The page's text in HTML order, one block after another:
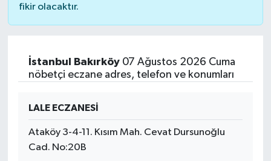
fikir olacaktır.
İstanbul Bakırköy07 Ağustos 2026 Cuma
nöbetçi eczane adres, telefon ve konumları
LALE ECZANESİ
Ataköy 3-4-11. Kısım Mah. Cevat Dursunoğlu
Cad. No:20B